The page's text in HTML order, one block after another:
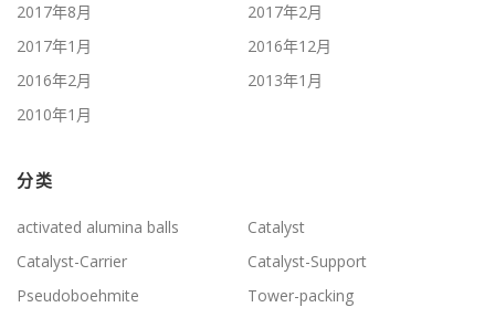
2017年8月
2017年2月
2017年1月
2016年12月
2016年2月
2013年1月
2010年1月
分类
activated alumina balls
Catalyst
Catalyst-Carrier
Catalyst-Support
Pseudoboehmite
Tower-packing